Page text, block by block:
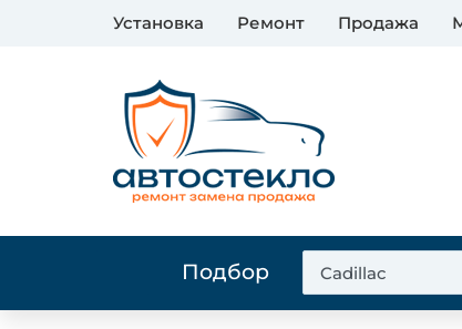
Установка Ремонт Продажа
Подбор